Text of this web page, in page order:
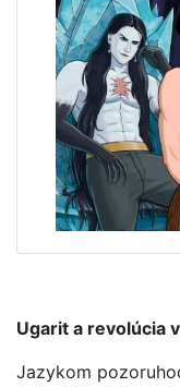
Ugarit a revolúcia
Jazykom